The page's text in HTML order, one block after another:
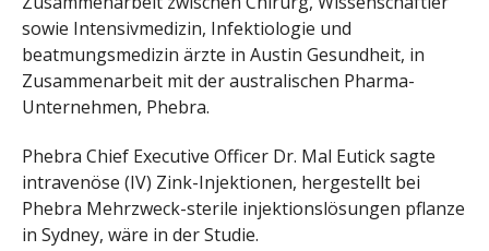
sowie Intensivmedizin, Infektiologie und
beatmungsmedizin ärzte in Austin Gesundheit, in
Zusammenarbeit mit der australischen Pharma-
Unternehmen, Phebra.
Phebra Chief Executive Officer Dr. Mal Eutick sagte
intravenöse (IV) Zink-Injektionen, hergestellt bei
Phebra Mehrzweck-sterile injektionslösungen pflanze
in Sydney, wäre in der Studie.